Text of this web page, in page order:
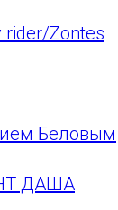
rider/Zontes
Беловым
ДАША